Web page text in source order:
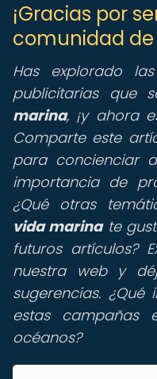
¡Gracias por
comunidad de
Has explorado
publicitarias que
marina, ¡y ahora
Comparte este
para concienciar
importancia de
¿Qué otras
vida marinate
futuros artículos?
nuestra web y
sugerencias.
estas campañas
océanos?